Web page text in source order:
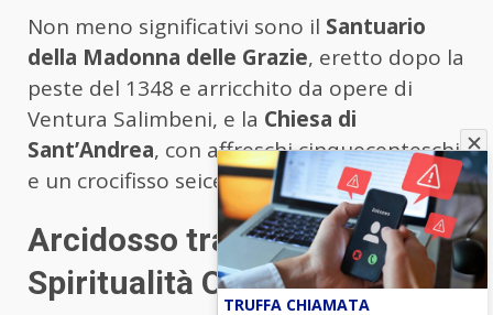
Non meno significativi sono il Santuario
della Madonna delle Grazie, eretto dopo la
peste del 1348 e arricchito da opere di
Ventura Salimbeni, e la Chiesa di
Sant’Andrea, con affreschi cinquecenteschi
e un crocifisso seicentesco in cartapesta.
Arcidosso tra Tradizione e
Spiritualità Orientale
TRUFFA CHIAMATA